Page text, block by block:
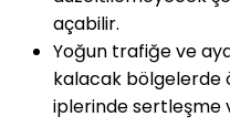
açabilir.
Yoğun trafiğe ve
kalacak bölgelerde
iplerinde sertleşme